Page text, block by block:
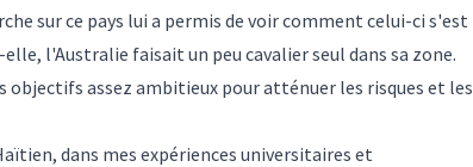
sur ce pays lui a permis de voir comment celui-ci s'est
l'Australie faisait un peu cavalier seul dans sa zone.
objectifs assez ambitieux pour atténuer les risques et les
dans mes expériences universitaires et